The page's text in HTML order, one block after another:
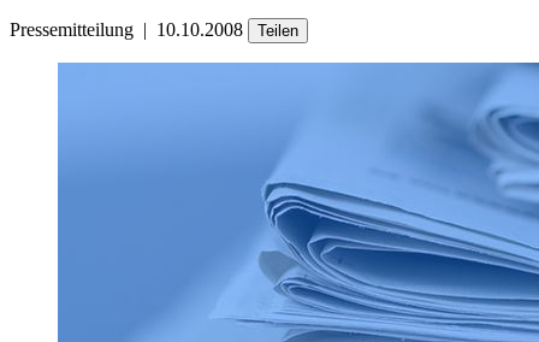
Pressemitteilung | 10.10.2008 Teilen